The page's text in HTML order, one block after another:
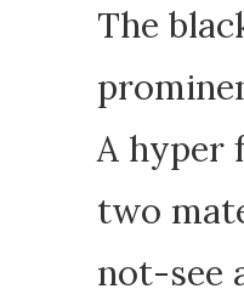
The
A hyper
two
not-see